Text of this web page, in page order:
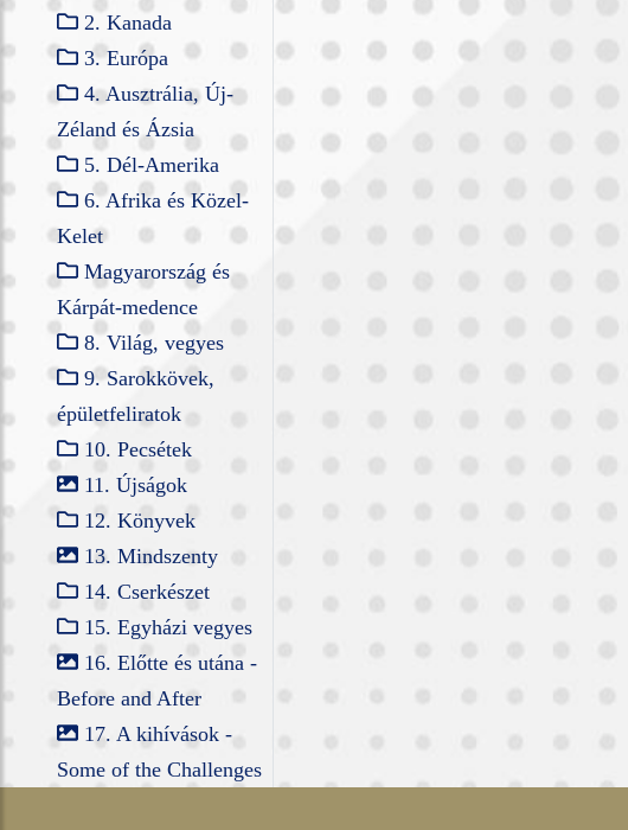
2. Kanada
3. Európa
4. Ausztrália, Új-
Zéland és Ázsia
5. Dél-Amerika
6. Afrika és Közel-
Kelet
Magyarország és
Kárpát-medence
8. Világ, vegyes
9. Sarokkövek,
épületfeliratok
10. Pecsétek
11. Újságok
12. Könyvek
13. Mindszenty
14. Cserkészet
15. Egyházi vegyes
16. Előtte és utána -
Before and After
17. A kihívások -
Some of the Challenges